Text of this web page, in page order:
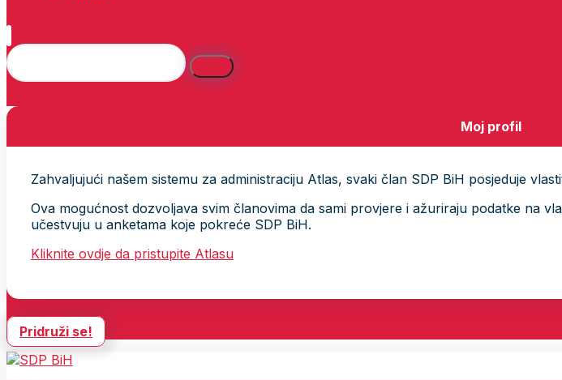
Moj profil
Zahvaljujući našem sistemu za administraciju Atlas, svaki član SDP BiH posjeduje
Ova mogućnost dozvoljava svim članovima da sami provjere i ažuriraju podatke na
učestvuju u anketama koje pokreće SDP BiH.
Kliknite ovdje da pristupite Atlasu
Pridruži se!